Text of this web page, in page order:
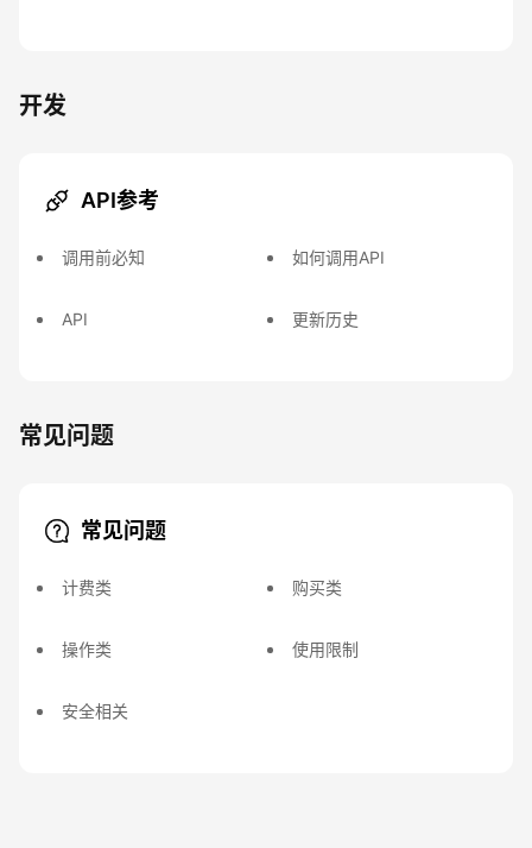
开发
API参考
调用前必知 如何调用API
API 更新历史
常见问题
常见问题
计费类 购买类
操作类 使用限制
安全相关